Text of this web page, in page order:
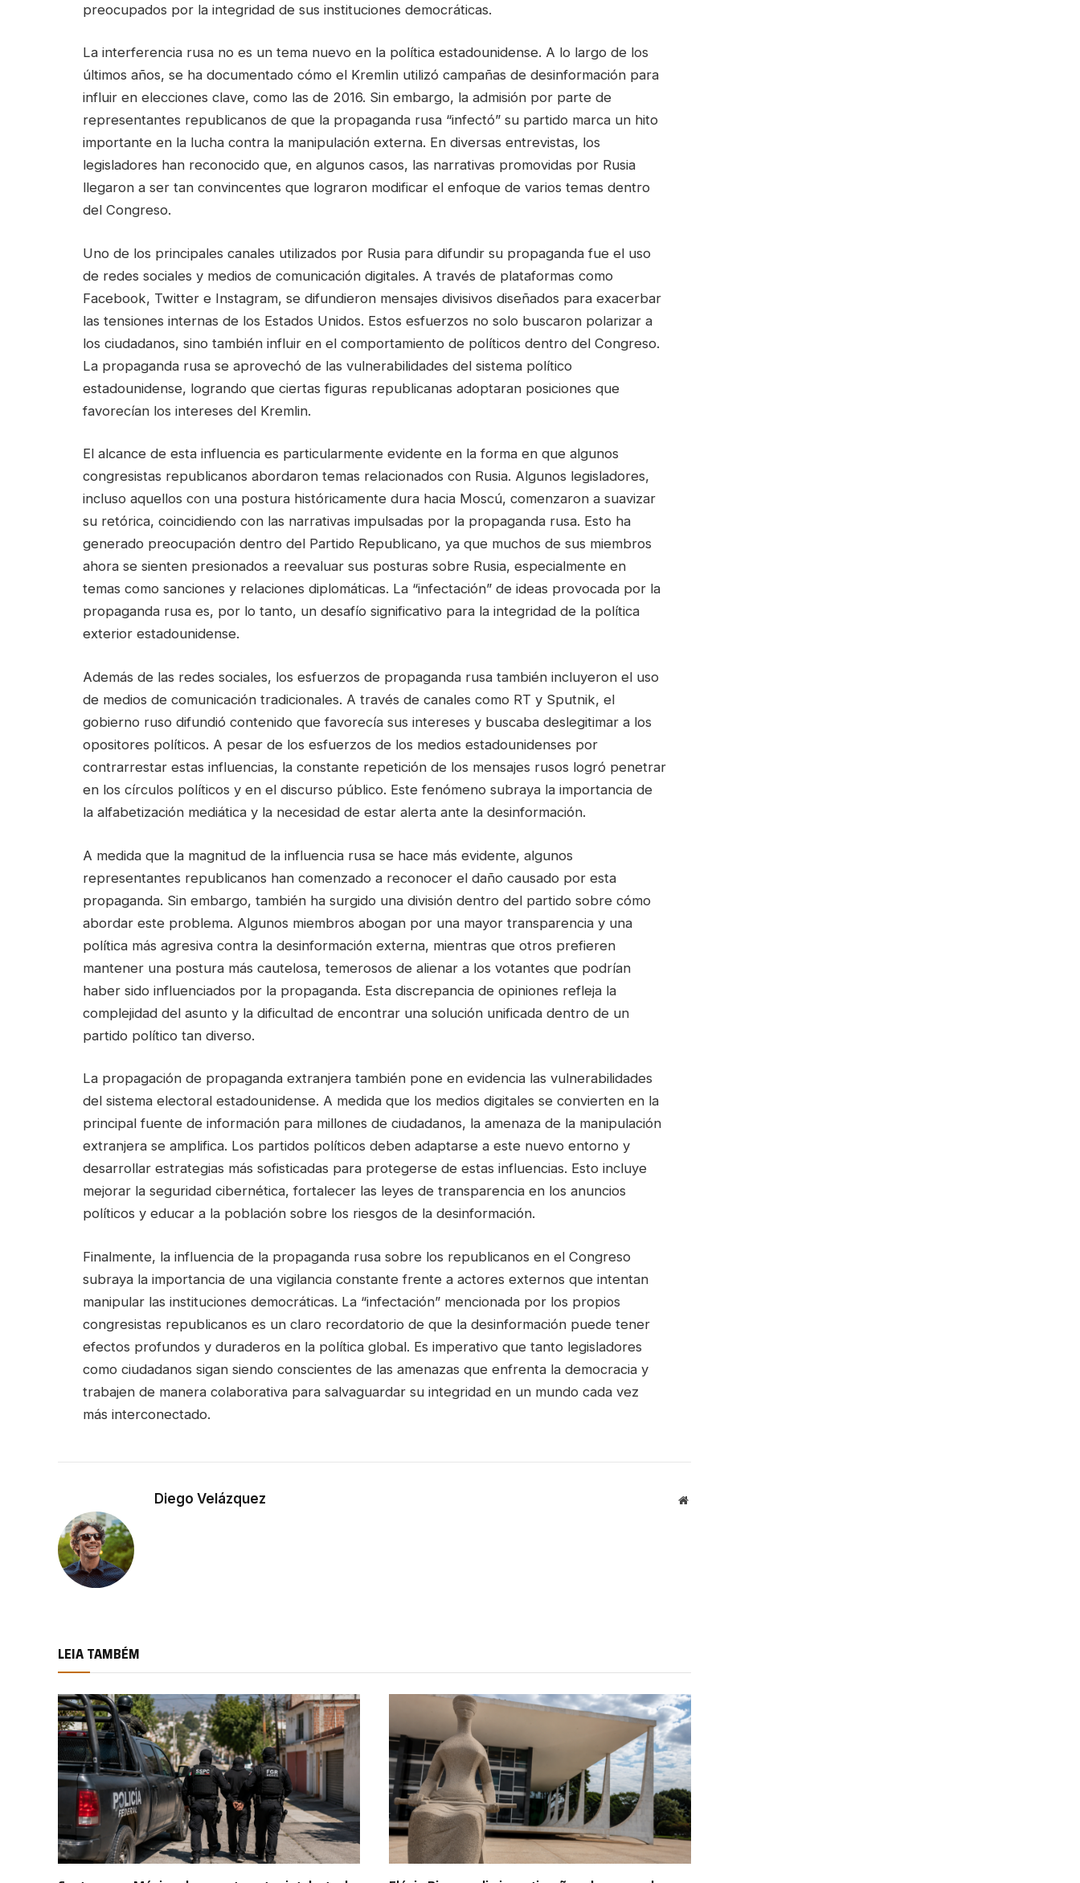
preocupados por la integridad de sus instituciones democráticas.
La interferencia rusa no es un tema nuevo en la política estadounidense. A lo largo de los
últimos años, se ha documentado cómo el Kremlin utilizó campañas de desinformación para
influir en elecciones clave, como las de 2016. Sin embargo, la admisión por parte de
representantes republicanos de que la propaganda rusa “infectó” su partido marca un hito
importante en la lucha contra la manipulación externa. En diversas entrevistas, los
legisladores han reconocido que, en algunos casos, las narrativas promovidas por Rusia
llegaron a ser tan convincentes que lograron modificar el enfoque de varios temas dentro
del Congreso.
Uno de los principales canales utilizados por Rusia para difundir su propaganda fue el uso
de redes sociales y medios de comunicación digitales. A través de plataformas como
Facebook, Twitter e Instagram, se difundieron mensajes divisivos diseñados para exacerbar
las tensiones internas de los Estados Unidos. Estos esfuerzos no solo buscaron polarizar a
los ciudadanos, sino también influir en el comportamiento de políticos dentro del Congreso.
La propaganda rusa se aprovechó de las vulnerabilidades del sistema político
estadounidense, logrando que ciertas figuras republicanas adoptaran posiciones que
favorecían los intereses del Kremlin.
El alcance de esta influencia es particularmente evidente en la forma en que algunos
congresistas republicanos abordaron temas relacionados con Rusia. Algunos legisladores,
incluso aquellos con una postura históricamente dura hacia Moscú, comenzaron a suavizar
su retórica, coincidiendo con las narrativas impulsadas por la propaganda rusa. Esto ha
generado preocupación dentro del Partido Republicano, ya que muchos de sus miembros
ahora se sienten presionados a reevaluar sus posturas sobre Rusia, especialmente en
temas como sanciones y relaciones diplomáticas. La “infectación” de ideas provocada por la
propaganda rusa es, por lo tanto, un desafío significativo para la integridad de la política
exterior estadounidense.
Además de las redes sociales, los esfuerzos de propaganda rusa también incluyeron el uso
de medios de comunicación tradicionales. A través de canales como RT y Sputnik, el
gobierno ruso difundió contenido que favorecía sus intereses y buscaba deslegitimar a los
opositores políticos. A pesar de los esfuerzos de los medios estadounidenses por
contrarrestar estas influencias, la constante repetición de los mensajes rusos logró penetrar
en los círculos políticos y en el discurso público. Este fenómeno subraya la importancia de
la alfabetización mediática y la necesidad de estar alerta ante la desinformación.
A medida que la magnitud de la influencia rusa se hace más evidente, algunos
representantes republicanos han comenzado a reconocer el daño causado por esta
propaganda. Sin embargo, también ha surgido una división dentro del partido sobre cómo
abordar este problema. Algunos miembros abogan por una mayor transparencia y una
política más agresiva contra la desinformación externa, mientras que otros prefieren
mantener una postura más cautelosa, temerosos de alienar a los votantes que podrían
haber sido influenciados por la propaganda. Esta discrepancia de opiniones refleja la
complejidad del asunto y la dificultad de encontrar una solución unificada dentro de un
partido político tan diverso.
La propagación de propaganda extranjera también pone en evidencia las vulnerabilidades
del sistema electoral estadounidense. A medida que los medios digitales se convierten en la
principal fuente de información para millones de ciudadanos, la amenaza de la manipulación
extranjera se amplifica. Los partidos políticos deben adaptarse a este nuevo entorno y
desarrollar estrategias más sofisticadas para protegerse de estas influencias. Esto incluye
mejorar la seguridad cibernética, fortalecer las leyes de transparencia en los anuncios
políticos y educar a la población sobre los riesgos de la desinformación.
Finalmente, la influencia de la propaganda rusa sobre los republicanos en el Congreso
subraya la importancia de una vigilancia constante frente a actores externos que intentan
manipular las instituciones democráticas. La “infectación” mencionada por los propios
congresistas republicanos es un claro recordatorio de que la desinformación puede tener
efectos profundos y duraderos en la política global. Es imperativo que tanto legisladores
como ciudadanos sigan siendo conscientes de las amenazas que enfrenta la democracia y
trabajen de manera colaborativa para salvaguardar su integridad en un mundo cada vez
más interconectado.
Diego Velázquez Website
LEIA TAMBÉM